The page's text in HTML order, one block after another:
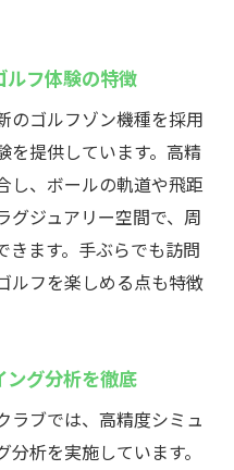
ルフ体験の特徴
のゴルフゾン機種を採用
を提供しています。高精
し、ボールの軌道や飛距
グジュアリー空間で、周
きます。手ぶらでも訪問
ルフを楽しめる点も特徴
ング分析を徹底
ラブでは、高精度シミュ
析を実施しています。